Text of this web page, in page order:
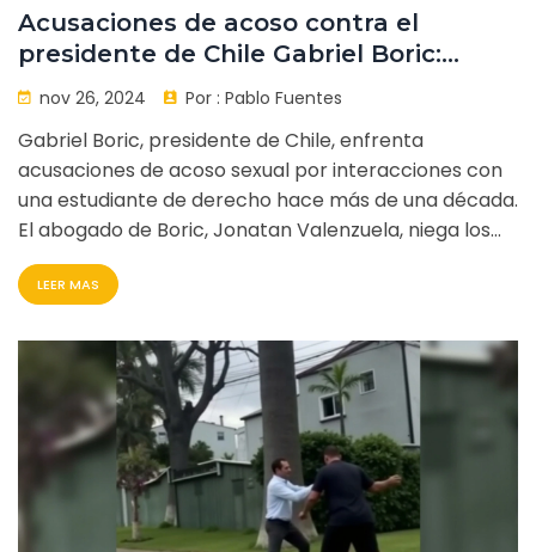
Acusaciones de acoso contra el
presidente de Chile Gabriel Boric:
nuevas revelaciones
nov 26, 2024 Por : Pablo Fuentes
Gabriel Boric, presidente de Chile, enfrenta
acusaciones de acoso sexual por interacciones con
una estudiante de derecho hace más de una década.
El abogado de Boric, Jonatan Valenzuela, niega los
cargos y asegura a Boric como víctima de un
hostigamiento sistemático por parte de la
cargos formales contra ninguna de las partes.
LEER MAS